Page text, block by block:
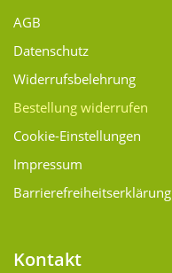
AGB
Datenschutz
Widerrufsbelehrung
Bestellung widerrufen
Cookie-Einstellungen
Impressum
Barrierefreiheitserklärung
Kontakt